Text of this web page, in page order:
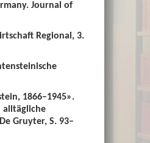
Journal of
Regional, 3.
1866–1945».
alltägliche
Gruyter, S. 93–